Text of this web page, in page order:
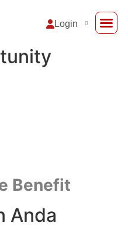
Login
Benefit
Anda